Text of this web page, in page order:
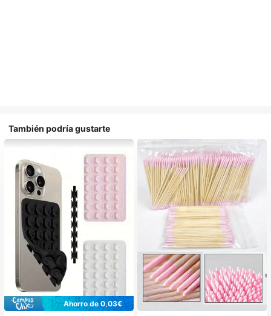
También podría gustarte
Ahorro de 0,03€